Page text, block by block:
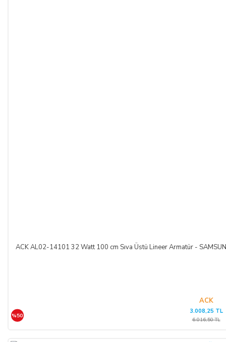
ACK AL02-14101 32 Watt 100 cm Sıva Üstü Lineer Armatür -
ACK
%50
3.008,25 TL
6.016,50 TL